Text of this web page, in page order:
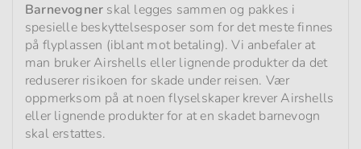
Barnevogner skal legges sammen og pakkes i
spesielle beskyttelsesposer som for det meste finnes
på flyplassen (iblant mot betaling). Vi anbefaler at
man bruker Airshells eller lignende produkter da det
reduserer risikoen for skade under reisen. Vær
oppmerksom på at noen flyselskaper krever Airshells
eller lignende produkter for at en skadet barnevogn
skal erstattes.